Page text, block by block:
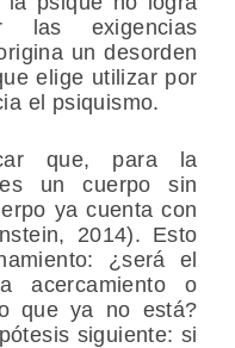
las exigencias
un desorden
elige utilizar por
el psiquismo.
que, para la
un cuerpo sin
ya cuenta con
2014). Esto
¿será el
acercamiento o
que ya no está?
siguiente: si